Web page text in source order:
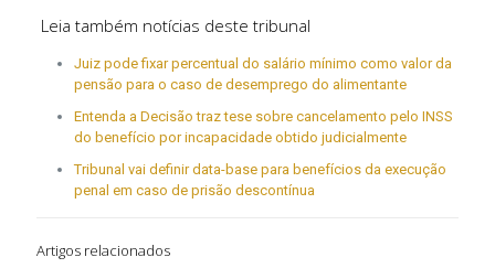
Leia também notícias deste tribunal
Juiz pode fixar percentual do salário mínimo como valor da
pensão para o caso de desemprego do alimentante
Entenda a Decisão traz tese sobre cancelamento pelo INSS
do benefício por incapacidade obtido judicialmente
Tribunal vai definir data-base para benefícios da execução
penal em caso de prisão descontínua
Artigos relacionados